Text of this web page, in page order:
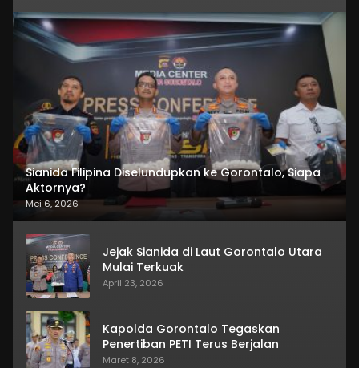
Sianida Filipina Diselundupkan ke Gorontalo, Siapa
Aktornya?
Mei 6, 2026
Jejak Sianida di Laut Gorontalo Utara
Mulai Terkuak
April 23, 2026
Kapolda Gorontalo Tegaskan
Penertiban PETI Terus Berjalan
Maret 8, 2026